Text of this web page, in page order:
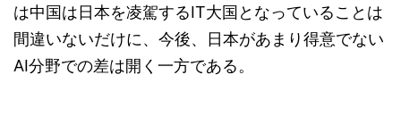
は中国は日本を凌駕するIT大国となっていることは
間違いないだけに、今後、日本があまり得意でない
AI分野での差は開く一方である。